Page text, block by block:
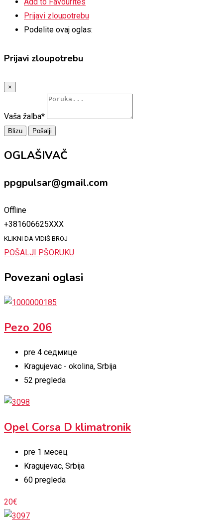
Prijavi zloupotrebu
Podelite ovaj oglas:
Prijavi zloupotrebu
×
Vaša žalba*
Blizu Pošalji
OGLAŠIVAČ
ppgpulsar@gmail.com
Offline
+381606625XXX
KLIKNI DA VIDIŠ BROJ
POŠALJI PŠORUKU
Povezani oglasi
Pezo 206
pre 4 седмице
Kragujevac - okolina, Srbija
52 pregleda
Opel Corsa D klimatronik
pre 1 месец
Kragujevac, Srbija
60 pregleda
20€